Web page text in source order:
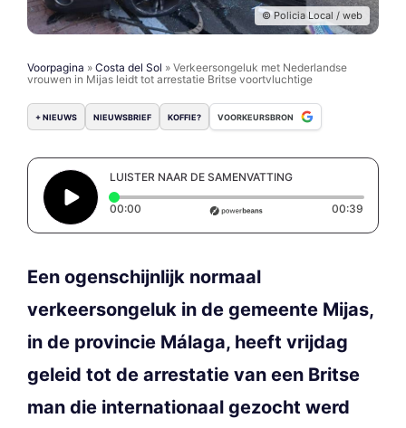
© Policia Local / web
Voorpagina » Costa del Sol » Verkeersongeluk met Nederlandse
vrouwen in Mijas leidt tot arrestatie Britse voortvluchtige
+ NIEUWS NIEUWSBRIEF KOFFIE? VOORKEURSBRON
LUISTER NAAR DE SAMENVATTING
00:00 Elapsed time: 0 seconds 00:39
Een ogenschijnlijk normaal
verkeersongeluk in de gemeente Mijas,
in de provincie Málaga, heeft vrijdag
geleid tot de arrestatie van een Britse
man die internationaal gezocht werd